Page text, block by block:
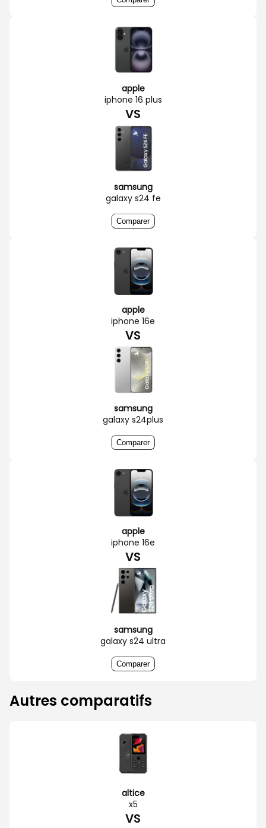
apple
iphone 16 plus
VS
samsung
galaxy s24 fe
Comparer
apple
iphone 16e
VS
samsung
galaxy s24plus
Comparer
apple
iphone 16e
VS
samsung
galaxy s24 ultra
Comparer
Autres comparatifs
altice
x5
VS